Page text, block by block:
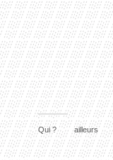
Qui ? ailleurs